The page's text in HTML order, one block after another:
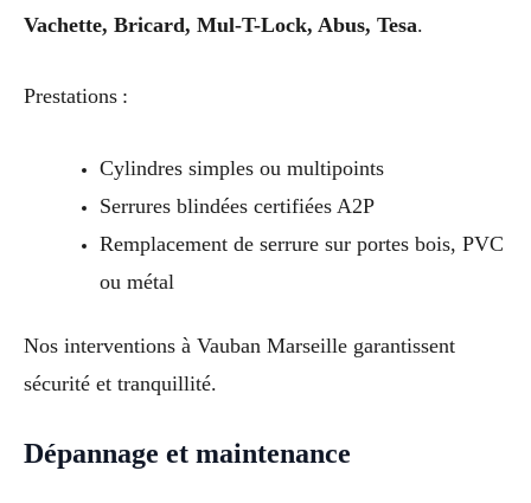
Vachette, Bricard, Mul-T-Lock, Abus, Tesa.
Prestations :
Cylindres simples ou multipoints
Serrures blindées certifiées A2P
Remplacement de serrure sur portes bois, PVC
ou métal
Nos interventions à Vauban Marseille garantissent
sécurité et tranquillité.
Dépannage et maintenance